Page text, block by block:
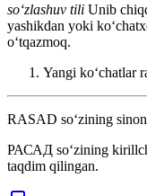
so‘zlashuv tili Unib
yashikdan yoki
oʻtqazmoq.
Yangi koʻchatlar
RASAD so‘zining
РАСАД so‘zining
taqdim qilingan.